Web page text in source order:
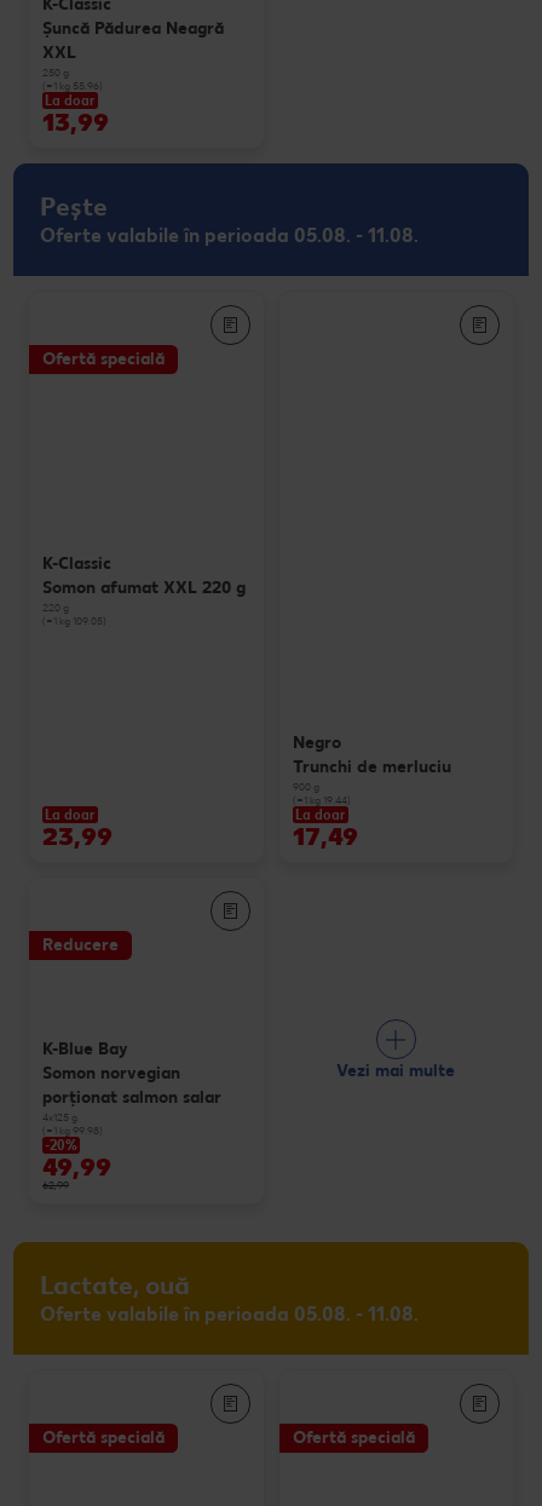
Şuncă Pădurea Neagră
XXL
250 g
(=1 kg 55.96)
La doar
13,99
Pește
Oferte valabile în perioada 05.08. - 11.08.
Ofertă specială
K-Classic
Somon afumat XXL 220 g
220 g
(=1 kg 109.05)
La doar
23,99
Negro
Trunchi de merluciu
900 g
(=1 kg 19.44)
La doar
17,49
Reducere
K-Blue Bay
Somon norvegian
porționat salmon salar
4x125 g
(=1 kg 99.98)
-20%
49,99
62,99
Vezi mai multe
Lactate, ouă
Oferte valabile în perioada 05.08. - 11.08.
Ofertă specială Ofertă specială